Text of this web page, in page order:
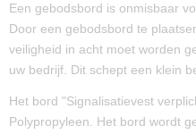
Afmetingen (l,b,h)
20 x 20 x 0 cm
Een gebodsbord is onmisbaar
Door een gebodsbord te
veiligheid in acht moet worden
uw bedrijf. Dit schept een klein
Het bord "Signalisatievest
Polypropyleen. Het bord wordt